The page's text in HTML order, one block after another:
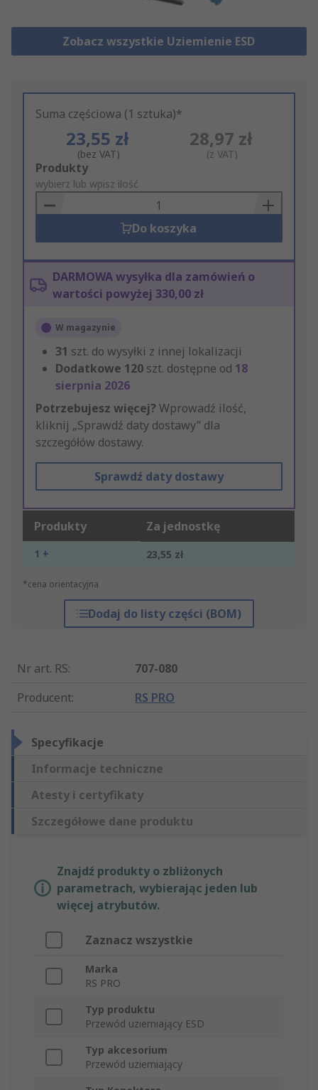
Zobacz wszystkie Uziemienie ESD
Suma częściowa (1 sztuka)*
23,55 zł
(bez VAT)
28,97 zł
(z VAT)
Add
to
Basket
Produkty
wybierz lub wpisz ilość
Do koszyka
DARMOWA wysyłka dla zamówień o
wartości powyżej 330,00 zł
W magazynie
31 szt. do wysyłki z innej lokalizacji
Dodatkowe 120 szt. dostępne od 18
sierpnia 2026
Potrzebujesz więcej? Wprowadź ilość,
kliknij „Sprawdź daty dostawy” dla
szczegółów dostawy.
Sprawdź daty dostawy
Produkty Za jednostkę
1 + 23,55 zł
*cena orientacyjna
Dodaj do listy części (BOM)
Nr art. RS:
707-080
Producent: RS PRO
Specyfikacje
Informacje techniczne
Atesty i certyfikaty
Szczegółowe dane produktu
Znajdź produkty o zbliżonych
parametrach, wybierając jeden lub
więcej atrybutów.
Zaznacz wszystkie
Marka
RS PRO
Typ produktu
Przewód uziemiający ESD
Typ akcesorium
Przewód uziemiający